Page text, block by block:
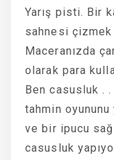
Yarış pisti. Bir
sahnesi çizmek
Maceranızda
olarak para
Ben casusluk .
tahmin
ve bir ipucu
casusluk